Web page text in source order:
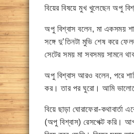
বিয়ের বিষয়ে মুখ খুলেছেন অপু
অপু বিশ্বাস বলেন, মা একসময়
সঙ্গে দু’তিনটা মুভি শেষ করে
সেটের সময় মা সবসময় সামনে
অপু বিশ্বাস আরও বলেন, পরে
কর। তার পর ঘুরো। আমি
বিয়ে ছাড়া ঘোরাফেরা-
(অপু বিশ্বাস) রেসপেক্ট করি।